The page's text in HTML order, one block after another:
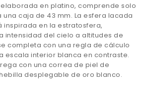
en platino, comprende solo
una caja de 43 mm. La esfera lacada
inspirada en la estratosfera,
intensidad del cielo a altitudes de
completa con una regla de cálculo
escala interior blanca en contraste.
con una correa de piel de
desplegable de oro blanco.